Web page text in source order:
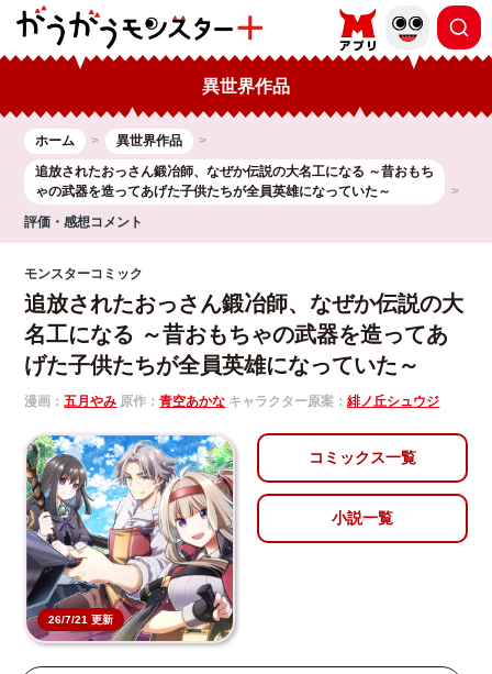
異世界作品
ホーム
異世界作品
追放されたおっさん鍛冶師、なぜか伝説の大名工になる ～昔おもち
ゃの武器を造ってあげた子供たちが全員英雄になっていた～
評価・感想コメント
モンスターコミック
追放されたおっさん鍛冶師、なぜか伝説の大
名工になる ～昔おもちゃの武器を造ってあ
げた子供たちが全員英雄になっていた～
漫画：五月やみ 原作：青空あかな キャラクター原案：緋ノ丘シュウジ
26/7/21 更新
コミックス一覧
小説一覧